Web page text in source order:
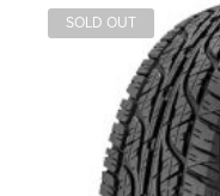
SOLD OUT